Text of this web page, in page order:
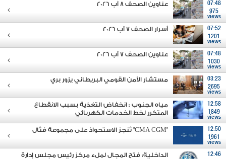
07:48
975
views
عناوين الصحف 8 آب 2026
07:52
1201
views
أسرار الصحف 7 آب 2026
07:48
1030
views
عناوين الصحف 7 آب 2026
03:23
2695
views
مستشار الأمن القومي البريطاني يزور بري
12:58
1849
views
مياه الجنوب : انخفاض التغذية بسبب الانقطاع
المتكرر لخط الخدمات الكهربائي
12:50
1961
views
"CMA CGM" تُنجز الاستحواذ على مجموعة فتّال
12:46
الداخلية: فتح المجال لملء مركز رئيس مجلس إدارة